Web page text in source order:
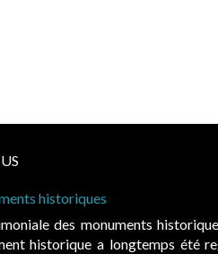
historiques
des monuments
historique a longtemps été